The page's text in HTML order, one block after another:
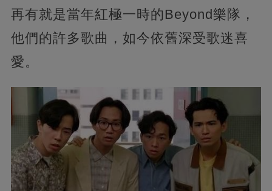
再有就是當年紅極一時的Beyond樂隊，
他們的許多歌曲，如今依舊深受歌迷喜
愛。